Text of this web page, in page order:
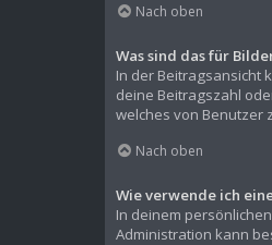
Nach oben
Was sind das für
In der Beitragsansicht
deine Beitragszahl
welches von Benutzer
Nach oben
Wie verwende ich
In deinem
Administration kann